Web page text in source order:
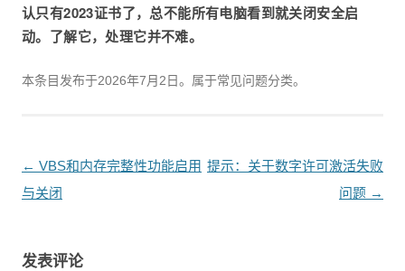
认只有2023证书了，总不能所有电脑看到就关闭安全启
动。了解它，处理它并不难。
本条目发布于2026年7月2日。属于常见问题分类。
文
章
← VBS和内存完整性功能启用
与关闭
提示：关于数字许可激活失败
问题 →
发表评论